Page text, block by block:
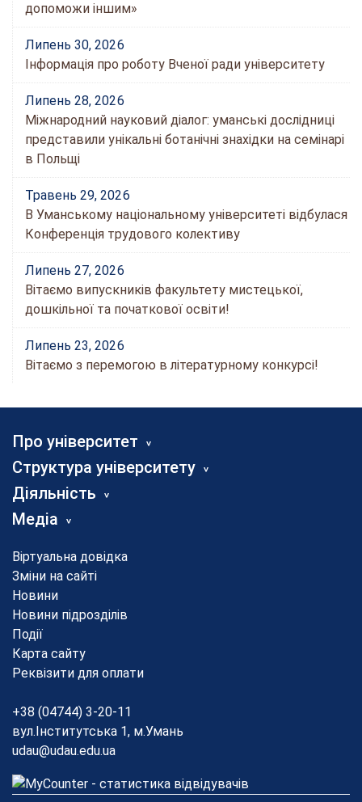
допоможи іншим»
Липень 30, 2026
Інформація про роботу Вченої ради університету
Липень 28, 2026
Міжнародний науковий діалог: уманські дослідниці
представили унікальні ботанічні знахідки на семінарі
в Польщі
Травень 29, 2026
В Уманському національному університеті відбулася
Конференція трудового колективу
Липень 27, 2026
Вітаємо випускників факультету мистецької,
дошкільної та початкової освіти!
Липень 23, 2026
Вітаємо з перемогою в літературному конкурсі!
Про університет
Структура університету
Діяльність
Медіа
Віртуальна довідка
Зміни на сайті
Новини
Новини підрозділів
Події
Карта сайту
Реквізити для оплати
+38 (04744) 3-20-11
вул.Інститутська 1, м.Умань
udau@udau.edu.ua